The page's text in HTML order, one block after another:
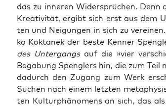
das zu inne­ren Wider­sprü­chen. Denn
Krea­ti­vi­tät, ergibt sich erst aus dem
ten und Nei­gun­gen in sich zu
ko Kok­tanek der bes­te Ken­ner
des Unter­gangsauf die »vier
Bega­bung Speng­lers hin, die zum
dadurch den Zugang zum Werk
Suchen nach einem letz­ten
ten Kul­tur­phä­no­mens an sich, das